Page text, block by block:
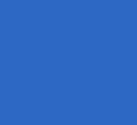
| Kancellária |
2019.